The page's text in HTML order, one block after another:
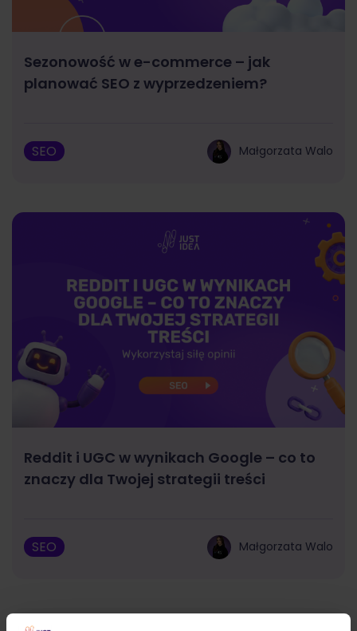
Sezonowość w e-commerce – jak
planować SEO z wyprzedzeniem?
SEO Małgorzata Walo
Reddit i UGC w wynikach Google – co to
znaczy dla Twojej strategii treści
SEO Małgorzata Walo